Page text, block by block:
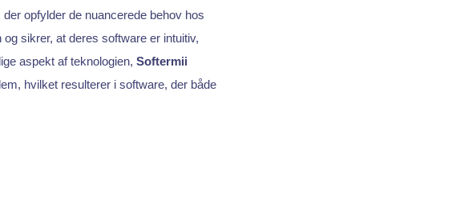
opfylder de nuancerede behov hos
sikrer, at deres software er intuitiv,
aspekt af teknologien, Softermii
hvilket resulterer i software, der både